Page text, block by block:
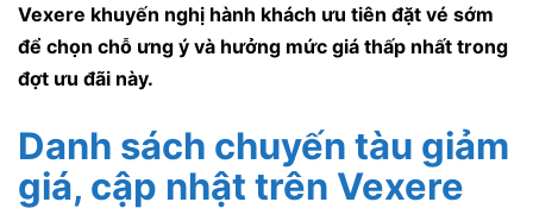
Vexere khuyến nghị hành khách ưu tiên đặt vé sớm
để chọn chỗ ưng ý và hưởng mức giá thấp nhất trong
đợt ưu đãi này.
Danh sách chuyến tàu giảm
giá, cập nhật trên Vexere